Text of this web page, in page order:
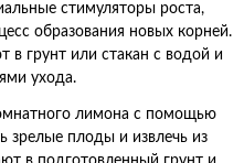
стимуляторы роста,
образования новых корней.
в грунт или стакан с водой и
ухода.
лимона с помощью
зрелые плоды и извлечь из